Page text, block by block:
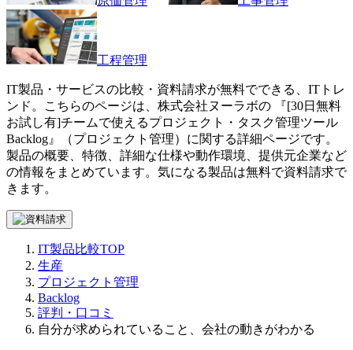
工程管理
IT製品・サービスの比較・資料請求が無料でできる、ITトレ
ンド。こちらのページは、 株式会社ヌーラボの 『[30日無料
お試し有]チームで使えるプロジェクト・タスク管理ツール
Backlog 』（プロジェクト管理）に関する詳細ページです。
製品の概要、特徴、詳細な仕様や動作環境、提供元企業など
の情報をまとめています。気になる製品は無料で資料請求で
きます。
IT製品比較TOP
生産
プロジェクト管理
Backlog
評判・口コミ
自分が求められていること、会社の動きがわかる